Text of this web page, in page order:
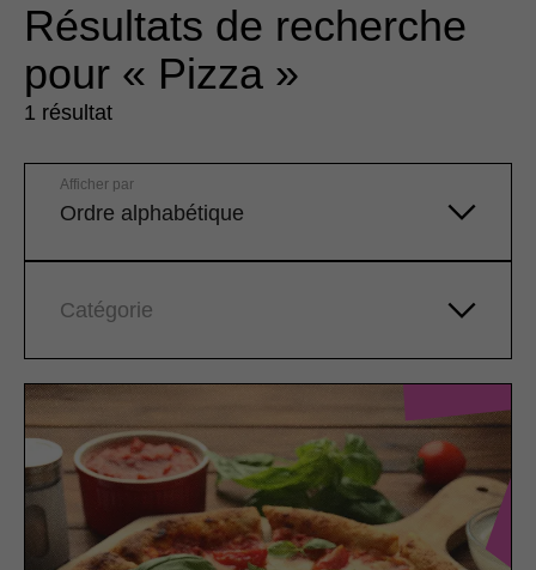
Résultats de recherche
pour « Pizza »
1 résultat
Ordre alphabétique
Afficher par
Catégorie